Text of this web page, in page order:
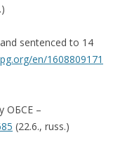
sentenced to 14
en/1608809171
ОБСЕ –
(22.6., russ.)